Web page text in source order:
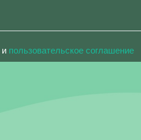
и пользовательское соглашение